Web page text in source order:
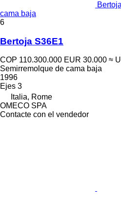
cama baja
6
Bertoja S36E1
COP 110.300.000 EUR 30.000 ≈
Semirremolque de cama baja
1996
Ejes 3
Italia, Rome
OMECO SPA
Contacte con el vendedor